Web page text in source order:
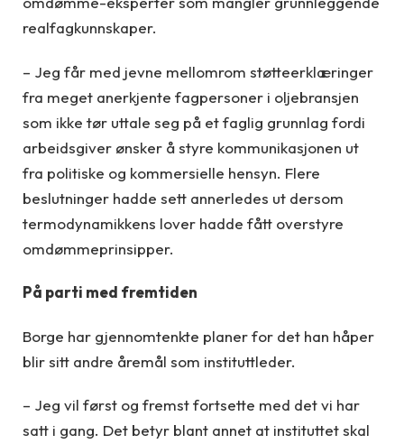
realfagkunnskaper.
– Jeg får med jevne mellomrom støtteerklæringer
fra meget anerkjente fagpersoner i oljebransjen
som ikke tør uttale seg på et faglig grunnlag fordi
arbeidsgiver ønsker å styre kommunikasjonen ut
fra politiske og kommersielle hensyn. Flere
beslutninger hadde sett annerledes ut dersom
termodynamikkens lover hadde fått overstyre
omdømmeprinsipper.
På parti med fremtiden
Borge har gjennomtenkte planer for det han håper
blir sitt andre åremål som instituttleder.
– Jeg vil først og fremst fortsette med det vi har
satt i gang. Det betyr blant annet at instituttet skal